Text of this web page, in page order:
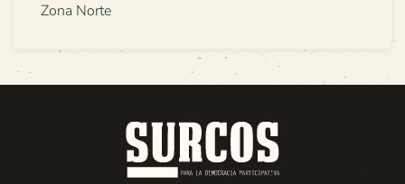
Zona Norte